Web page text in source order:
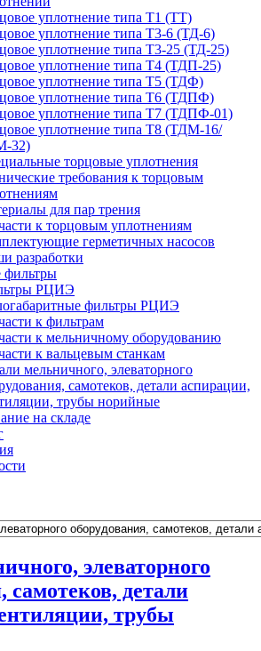
уплотнение типа Т1 (ТТ)
уплотнение типа Т3-6 (ТД-6)
уплотнение типа Т3-25 (ТД-25)
уплотнение типа Т4 (ТДП-25)
уплотнение типа Т5 (ТДФ)
уплотнение типа Т6 (ТДПФ)
уплотнение типа Т7 (ТДПФ-01)
уплотнение типа Т8 (ТДМ-16/
32)
торцовые уплотнения
требования к торцовым
для пар трения
к торцовым уплотнениям
герметичных насосов
разработки
фильтры
РЦИЭ
фильтры РЦИЭ
к фильтрам
к мельничному оборудованию
к вальцевым станкам
мельничного, элеваторного
самотеков, детали аспирации,
трубы норийные
на складе
элеваторного
самотеков, детали
трубы